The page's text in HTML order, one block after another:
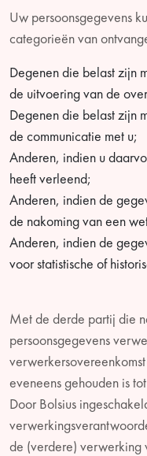
Uw persoonsgegevens
categorieën van
Degenen die belast zijn
de uitvoering van de
Degenen die belast zijn
de communicatie met u;
Anderen, indien u
heeft verleend;
Anderen, indien de
de nakoming van een
Anderen, indien de
voor statistische of
Met de derde partij die
persoonsgegevens
eveneens gehouden is
Door Bolsius
de (verdere) verwerking